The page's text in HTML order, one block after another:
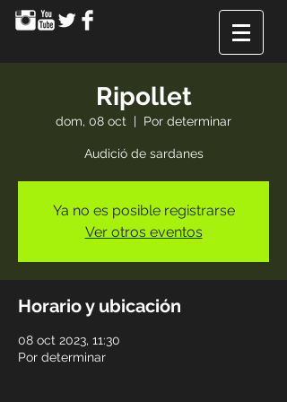
Ripollet
dom, 08 oct
  |
Por determinar
Audició de sardanes
Ya no es posible registrarse
Ver otros eventos
Horario y ubicación
08 oct 2023, 11:30
Por determinar